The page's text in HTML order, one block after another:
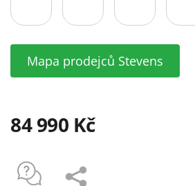
Mapa prodejců Stevens
84 990 Kč